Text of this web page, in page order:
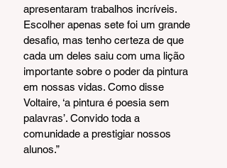
apresentaram trabalhos incríveis.
Escolher apenas sete foi um grande
desafio, mas tenho certeza de que
cada um deles saiu com uma lição
importante sobre o poder da pintura
em nossas vidas. Como disse
Voltaire, ‘a pintura é poesia sem
palavras’. Convido toda a
comunidade a prestigiar nossos
alunos.”